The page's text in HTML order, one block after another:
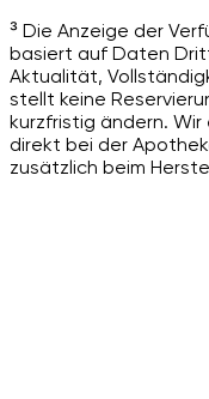
³ Die Anzeige der
basiert auf Daten
Aktualität,
stellt keine
kurzfristig ändern.
direkt bei der
zusätzlich beim